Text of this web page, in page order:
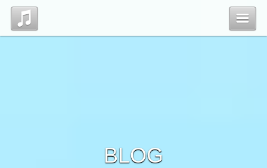
Contact
BLOG